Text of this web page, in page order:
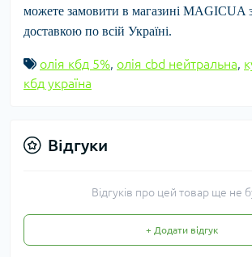
можете замовити в магазині MAGICUA
доставкою по всій Україні.
олія кбд 5%, олія cbd нейтральна,
кбд україна
Відгуки
Відгуків про цей товар ще не
+ Додати відгук